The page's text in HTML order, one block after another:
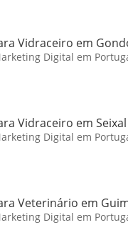
Vidraceiro em
Digital em
Vidraceiro em Seixal
Digital em
Veterinário em
Digital em